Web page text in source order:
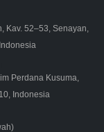
Kav. 52–53, Senayan,
Perdana Kusuma,
Indonesia